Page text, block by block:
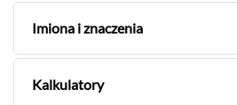
Imiona i znaczenia
Kalkulatory